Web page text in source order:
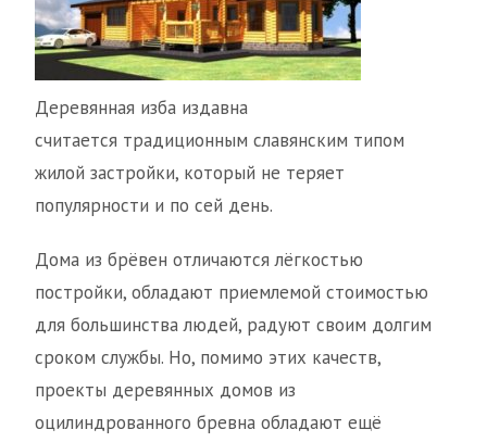
Деревянная изба издавна
считается традиционным славянским типом
жилой застройки, который не теряет
популярности и по сей день.
Дома из брёвен отличаются лёгкостью
постройки, обладают приемлемой стоимостью
для большинства людей, радуют своим долгим
сроком службы. Но, помимо этих качеств,
проекты деревянных домов из
оцилиндрованного бревна обладают ещё